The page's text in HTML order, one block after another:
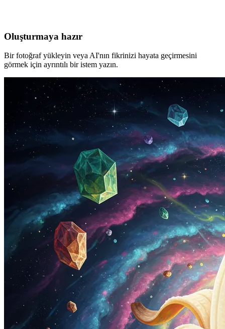
Oluşturmaya hazır
Bir fotoğraf yükleyin veya AI'nın fikrinizi hayata geçirmesini
görmek için ayrıntılı bir istem yazın.